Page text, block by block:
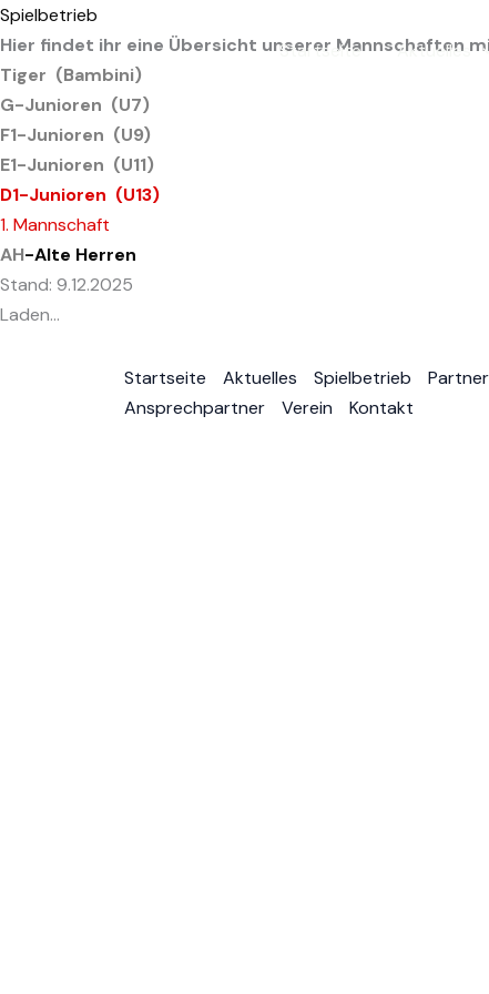
Zum
Inhalt
springen
Startseite Aktuelles
Spielbetrieb
Hier findet ihr eine Übersicht unserer Mannschaften
Tiger (Bambini)
G-Junioren (U7)
F1-Junioren (U9)
E1-Junioren (U11)
D1-Junioren (U13)
1. Mannschaft
AH-Alte Herren
Stand: 9.12.2025
Laden…
Startseite Aktuelles Spielbetrieb
Partner
Ansprechpartner
Verein Kontakt